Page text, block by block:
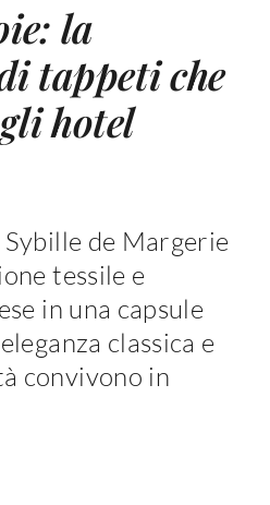
la
tappeti che
hotel
de Margerie
tessile e
in una capsule
classica e
convivono in